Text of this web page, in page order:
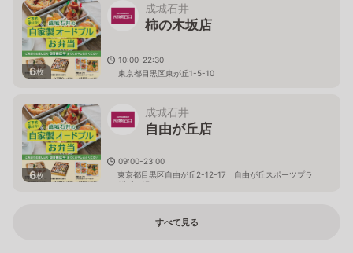
6枚
成城石井
柿の木坂店
10:00-22:30
東京都目黒区東が丘1-5-10
6枚
成城石井
自由が丘店
09:00-23:00
東京都目黒区自由が丘2-12-17 自由が丘スポーツプラ
ザビル1F
すべて見る